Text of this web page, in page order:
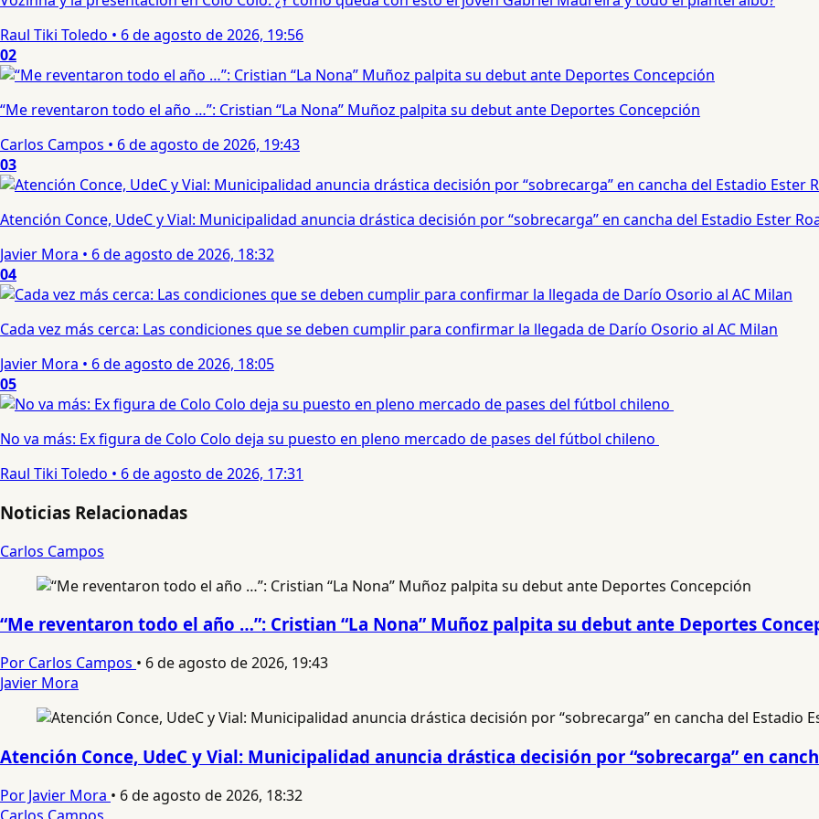
Raul Tiki Toledo • 6 de agosto de 2026, 19:56
02
“Me reventaron todo el año …”: Cristian “La Nona” Muñoz palpita su debut ante Deportes Concepción
Carlos Campos • 6 de agosto de 2026, 19:43
03
Atención Conce, UdeC y Vial: Municipalidad anuncia drástica decisión por “sobrecarga” en cancha del Estadio Ester
Javier Mora • 6 de agosto de 2026, 18:32
04
Cada vez más cerca: Las condiciones que se deben cumplir para confirmar la llegada de Darío Osorio al AC Milan
Javier Mora • 6 de agosto de 2026, 18:05
05
No va más: Ex figura de Colo Colo deja su puesto en pleno mercado de pases del fútbol chileno
Raul Tiki Toledo • 6 de agosto de 2026, 17:31
Noticias Relacionadas
Carlos Campos
“Me reventaron todo el año …”: Cristian “La Nona” Muñoz palpita su debut ante Deportes
Por Carlos Campos • 6 de agosto de 2026, 19:43
Javier Mora
Atención Conce, UdeC y Vial: Municipalidad anuncia drástica decisión por “sobrecarga” en
Por Javier Mora • 6 de agosto de 2026, 18:32
Carlos Campos